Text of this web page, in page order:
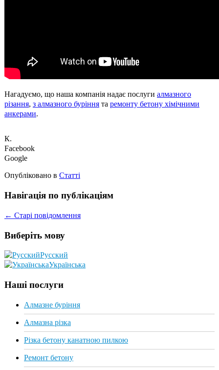
Нагадуємо, що наша компанія надає послуги алмазного
різання, з алмазного буріння та ремонту бетону хімічними
анкерами.
К.
Facebook
Google
Опубліковано в Статті
Навігація по публікаціям
← Старі повідомлення
Виберіть мову
Русский
Українська
Наші послуги
Алмазне буріння
Алмазна різка
Різка бетону канатною пилкою
Ремонт бетону